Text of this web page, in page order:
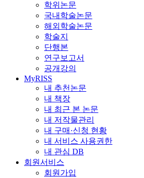
학위논문
국내학술논문
해외학술논문
학술지
단행본
연구보고서
공개강의
MyRISS
내 추천논문
내 책장
내 최근 본 논문
내 저작물관리
내 구매·신청 현황
내 서비스 사용권한
내 관심 DB
회원서비스
회원가입